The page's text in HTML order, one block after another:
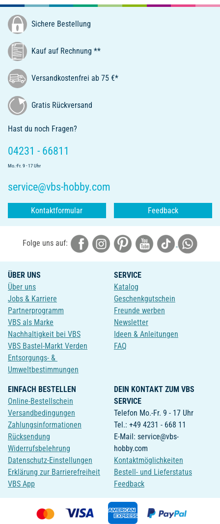
Sichere Bestellung
Kauf auf Rechnung **
Versandkostenfrei ab 75 €*
Gratis Rückversand
Hast du noch Fragen?
04231 - 66811
Mo.-Fr. 9 - 17 Uhr
service@vbs-hobby.com
Kontaktformular Feedback
Folge uns auf:
ÜBER UNS
Über uns
Jobs & Karriere
Partnerprogramm
VBS als Marke
Nachhaltigkeit bei VBS
VBS Bastel-Markt Verden
Entsorgungs- &
Umweltbestimmungen
SERVICE
Katalog
Geschenkgutschein
Freunde werben
Newsletter
Ideen & Anleitungen
FAQ
EINFACH BESTELLEN
Online-Bestellschein
Versandbedingungen
Zahlungsinformationen
Rücksendung
Widerrufsbelehrung
Datenschutz-Einstellungen
Erklärung zur Barrierefreiheit
VBS App
DEIN KONTAKT ZUM VBS
SERVICE
Telefon Mo.-Fr. 9 - 17 Uhr
Tel.: +49 4231 - 668 11
E-Mail: service@vbs-
hobby.com
Kontaktmöglichkeiten
Bestell- und Lieferstatus
Feedback